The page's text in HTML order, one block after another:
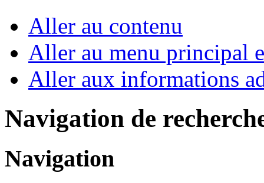
Aller au contenu
Aller au menu principal
Aller aux informations
Navigation de
Navigation